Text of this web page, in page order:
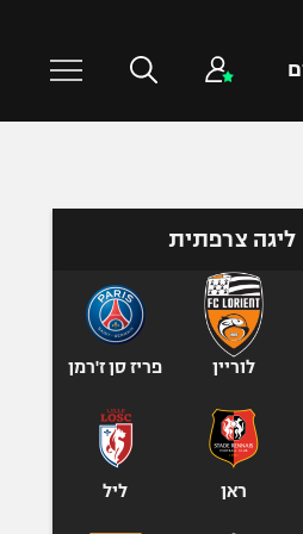
טניס
כדוריד
כדורעף
שחייה
אגרוף
ספורט אולימפי
ליגה צרפתית
לוריין פריז סן ז'רמן
ראן ליל